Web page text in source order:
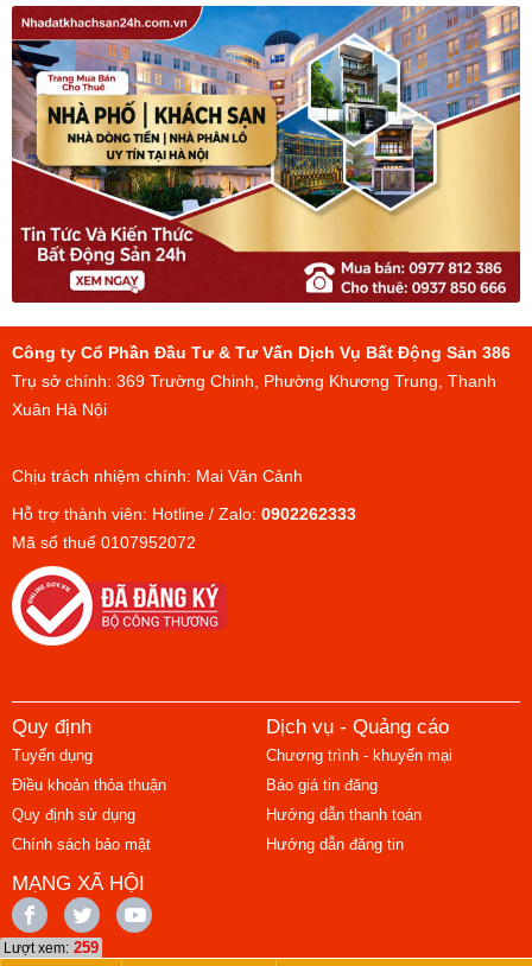
Lượt xem: 259
Công ty Cổ Phần Đầu Tư & Tư Vấn Dịch Vụ Bất Động Sản 386
Trụ sở chính: 369 Trường Chinh, Phường Khương Trung, Thanh
Xuân Hà Nội
Chịu trách nhiệm chính: Mai Văn Cảnh
Hỗ trợ thành viên: Hotline / Zalo: 0902262333
Mã số thuế 0107952072
Quy định
Tuyển dụng
Điều khoản thỏa thuận
Quy định sử dụng
Chính sách bảo mật
Dịch vụ - Quảng cáo
Chương trình - khuyến mại
Báo giá tin đăng
Hướng dẫn thanh toán
Hướng dẫn đăng tin
MẠNG XÃ HỘI